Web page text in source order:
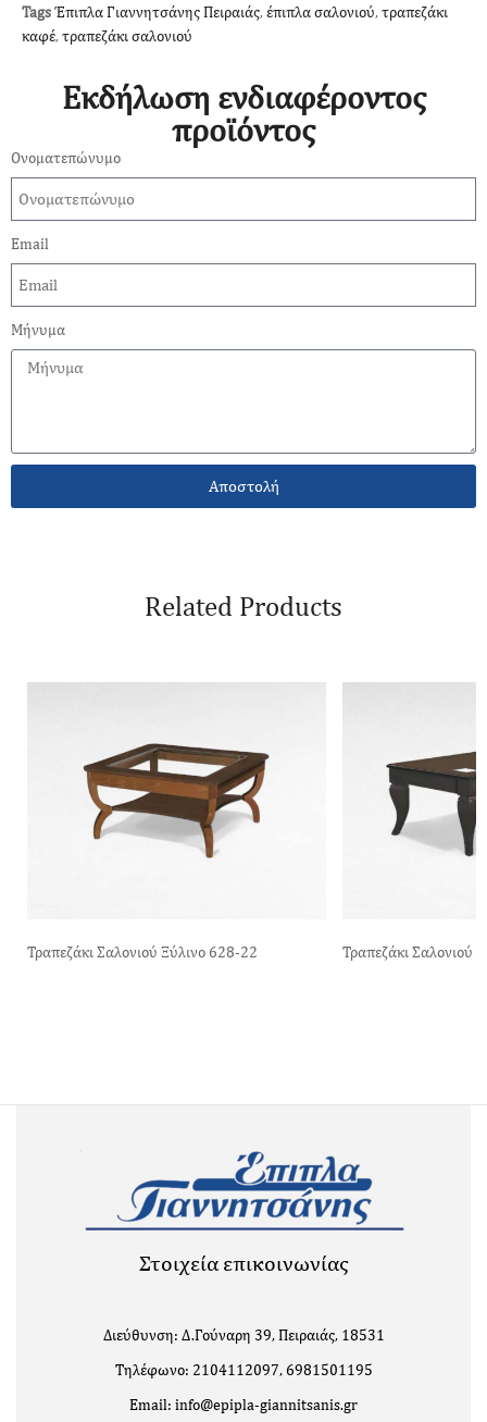
TagsΈπιπλα Γιαννητσάνης Πειραιάς,έπιπλα σαλονιού,τραπεζάκι
καφέ,τραπεζάκι σαλονιού
Εκδήλωση ενδιαφέροντος
προϊόντος
Ονοματεπώνυμο
Email
Μήνυμα
Αποστολή
Related Products
Τραπεζάκι Σαλονιού Ξύλινο 628-22 Τραπεζάκι Σαλονιού
Στοιχεία επικοινωνίας
Διεύθυνση: Δ.Γούναρη 39, Πειραιάς, 18531
Τηλέφωνο: 2104112097, 6981501195
Email: info@epipla-giannitsanis.gr